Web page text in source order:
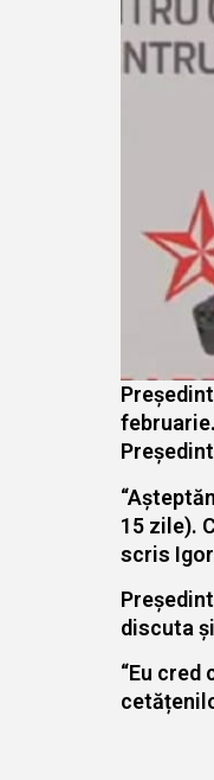
15 zile).
scris
discuta
“Eu